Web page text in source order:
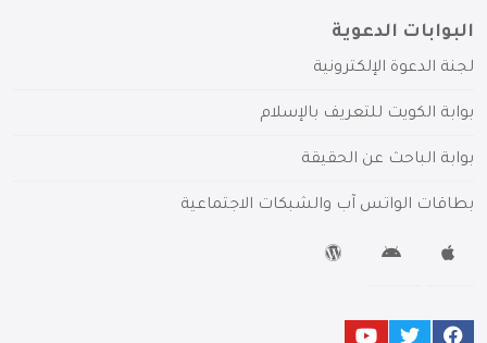
البوابات الدعوية
لجنة الدعوة الإلكترونية
بوابة الكويت للتعريف بالإسلام
بوابة الباحث عن الحقيقة
بطاقات الواتس آب والشبكات الاجتماعية